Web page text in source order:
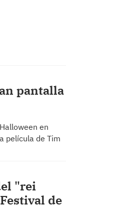
pantalla
en
película de Tim
"rei
de